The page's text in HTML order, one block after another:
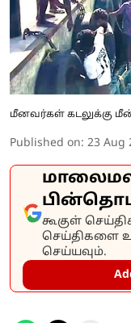
மீனவர்கள் கடலுக்கு
Published on: 23 Aug
கூகுள்
செய்திகளை
செய்யவும்.